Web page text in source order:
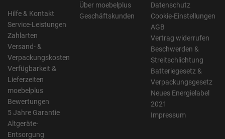
Hilfe & Kontakt
Service-Leistungen
Zahlarten
Versand- &
Verpackungskosten
Verfügbarkeit &
Lieferzeiten
moebelplus
Bewertungen
5 Jahre Garantie
Altgeräte-
Entsorgung
Über moebelplus
Geschäftskunden
Datenschutz
Cookie-Einstellungen
AGB
Vertrag widerrufen
Beschwerden &
Streitschlichtung
Batteriegesetz &
Verpackungsgesetz
Neues Energielabel
2021
Impressum